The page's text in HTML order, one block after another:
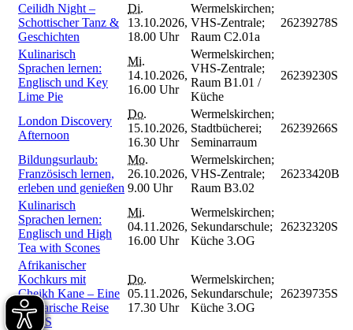
Ceilidh Night –
Schottischer Tanz &
Geschichten
Di.
13.10.2026,
18.00 Uhr
Wermelskirchen;
VHS-Zentrale;
Raum C2.01a
26239278S
Kulinarisch
Sprachen lernen:
Englisch und Key
Lime Pie
Mi.
14.10.2026,
16.00 Uhr
Wermelskirchen;
VHS-Zentrale;
Raum B1.01 /
Küche
26239230S
London Discovery
Afternoon
Do.
15.10.2026,
16.30 Uhr
Wermelskirchen;
Stadtbücherei;
Seminarraum
26239266S
Bildungsurlaub:
Französisch lernen,
erleben und genießen
Mo.
26.10.2026,
9.00 Uhr
Wermelskirchen;
VHS-Zentrale;
Raum B3.02
26233420B
Kulinarisch
Sprachen lernen:
Englisch und High
Tea with Scones
Mi.
04.11.2026,
16.00 Uhr
Wermelskirchen;
Sekundarschule;
Küche 3.OG
26232320S
Afrikanischer
Kochkurs mit
Cheikh Kane – Eine
kulinarische Reise
nach S
Do.
05.11.2026,
17.30 Uhr
Wermelskirchen;
Sekundarschule;
Küche 3.OG
26239735S